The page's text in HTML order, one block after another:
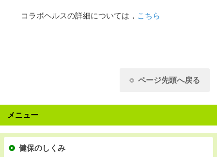
コラボヘルスの詳細については， こちら
ページ先頭へ戻る
メニュー
健保のしくみ